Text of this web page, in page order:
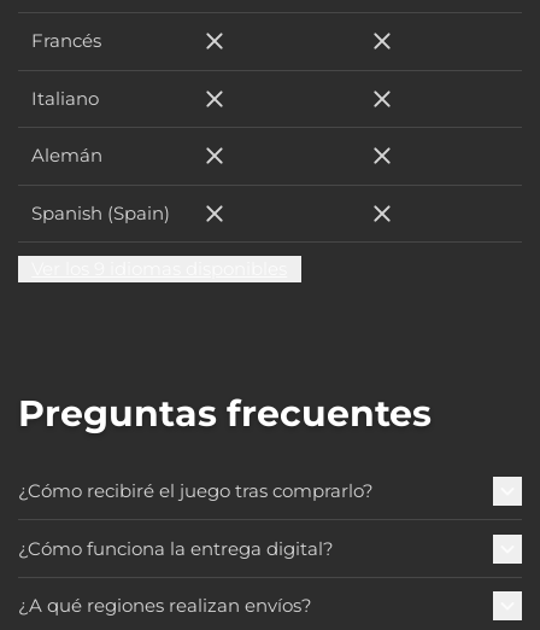
Francés
Francés
Francés
Italiano
Italiano
Italiano
Alemán
Alemán
Alemán
Spanish (Spain)
Spanish (Spain)
Spanish (Spain)
Preguntas frecuentes
¿Cómo recibiré el juego tras comprarlo?
¿Cómo funciona la entrega digital?
¿A qué regiones realizan envíos?